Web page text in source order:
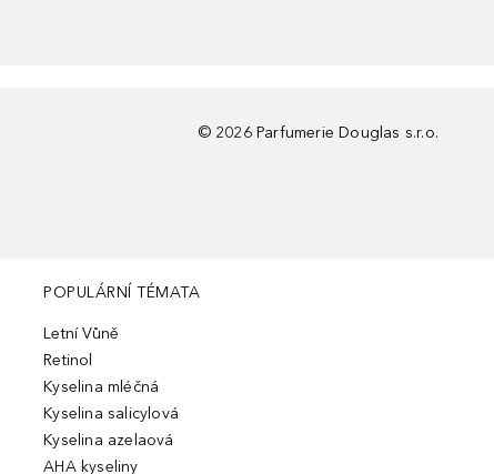
© 2026 Parfumerie Douglas s.r.o.
POPULÁRNÍ TÉMATA
Letní Vůně
Retinol
Kyselina mléčná
Kyselina salicylová
Kyselina azelaová
AHA kyseliny